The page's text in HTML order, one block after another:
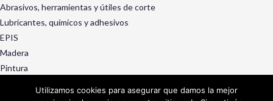
Abrasivos, herramientas y útiles de corte
Lubricantes, químicos y adhesivos
EPIS
Madera
Pintura
Ruedas, rotantes y manutención
Utilizamos cookies para asegurar que damos la mejor